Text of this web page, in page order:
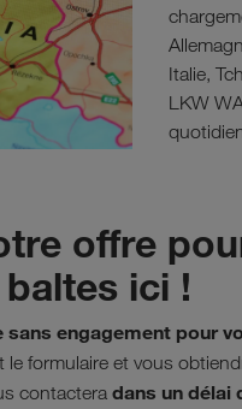
Italie,
LKW
offre
ici !
sans engagement pour
le formulaire et vous
contactera dans un délai